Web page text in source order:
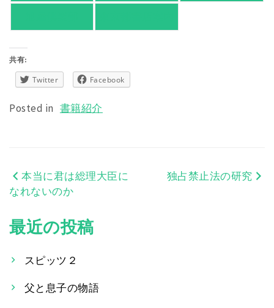
共有:
Twitter Facebook
Posted in 書籍紹介
投
ナ
ビ
本当に君は総理大臣に
なれないのか
独占禁止法の研究
最近の投稿
スピッツ２
父と息子の物語